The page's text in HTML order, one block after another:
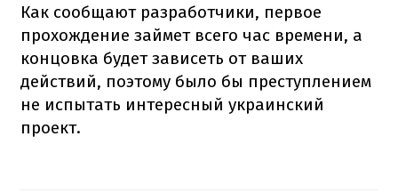
Как сообщают разработчики, первое
прохождение займет всего час времени, а
концовка будет зависеть от ваших
действий, поэтому было бы преступлением
не испытать интересный украинский
проект.